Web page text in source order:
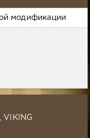
модификации
VIKING